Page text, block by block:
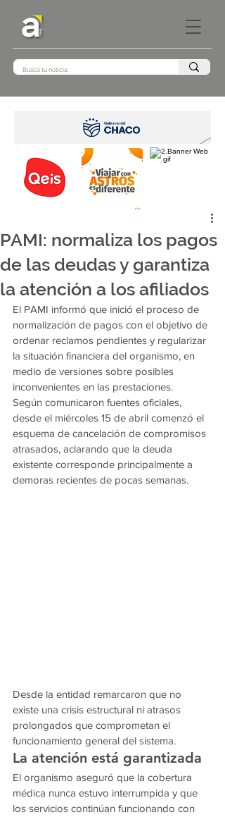
PAMI: normaliza los pagos
de las deudas y garantiza
la atención a los afiliados
El PAMI informó que inició el proceso de
normalización de pagos con el objetivo de
ordenar reclamos pendientes y regularizar
la situación financiera del organismo, en
medio de versiones sobre posibles
inconvenientes en las prestaciones.
Según comunicaron fuentes oficiales,
desde el miércoles 15 de abril comenzó el
esquema de cancelación de compromisos
atrasados, aclarando que la deuda
existente corresponde principalmente a
demoras recientes de pocas semanas.
Desde la entidad remarcaron que no
existe una crisis estructural ni atrasos
prolongados que comprometan el
funcionamiento general del sistema.
La atención está garantizada
El organismo aseguró que la cobertura
médica nunca estuvo interrumpida y que
los servicios continúan funcionando con